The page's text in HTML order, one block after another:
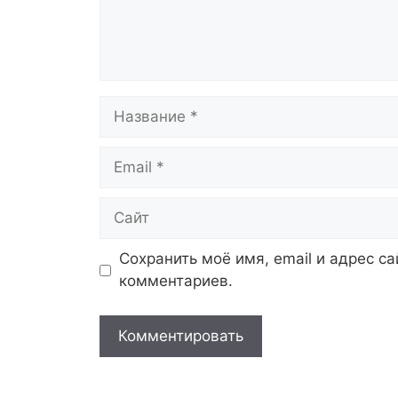
Название
Email
Сайт
Сохранить моё имя, email и адрес
комментариев.